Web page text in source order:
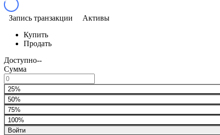
Запись транзакции
Активы
Купить
Продать
Доступно--
Сумма
25%
50%
75%
100%
Войти